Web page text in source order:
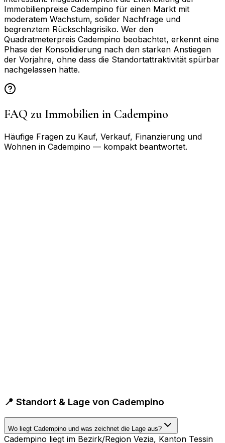
Immobilienpreise Cadempino für einen Markt mit
moderatem Wachstum, solider Nachfrage und
begrenztem Rückschlagrisiko. Wer den
Quadratmeterpreis Cadempino beobachtet, erkennt eine
Phase der Konsolidierung nach den starken Anstiegen
der Vorjahre, ohne dass die Standortattraktivität spürbar
nachgelassen hätte.
FAQ zu Immobilien in Cadempino
Häufige Fragen zu Kauf, Verkauf, Finanzierung und
Wohnen in Cadempino — kompakt beantwortet.
📍 Standort & Lage von Cadempino
Wo liegt Cadempino und was zeichnet die Lage aus?
Cadempino liegt im Bezirk/Region Vezia, Kanton Tessin